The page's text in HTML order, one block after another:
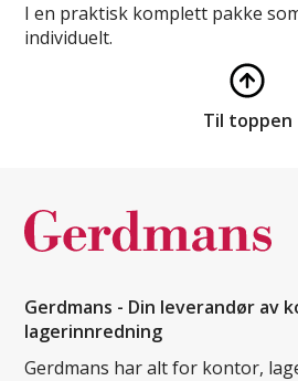
I en praktisk komplett pakke
individuelt.
Til toppen
Gerdmans - Din leverandør av
lagerinnredning
Gerdmans har alt for kontor,